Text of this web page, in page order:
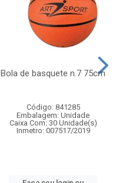
Bola de basquete n.7 75cm
Código: 841285
Embalagem: Unidade
Caixa Com: 30 Unidade(s)
Inmetro: 007517/2019